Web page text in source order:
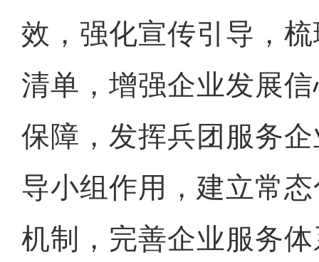
效，强化宣传引导，
清单，增强企业发展
保障，发挥兵团服务
导小组作用，建立常
机制，完善企业服务